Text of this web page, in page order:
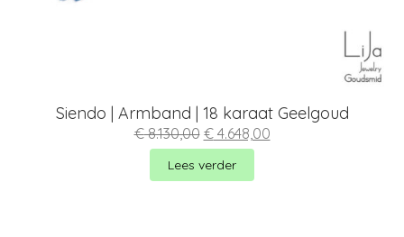
Siendo | Armband | 18 karaat Geelgoud
€8.130,00 Oorspronkelijke
prijs
was:
€ 8.130,00.
€4.648,00Huidige
prijs
Lees verder